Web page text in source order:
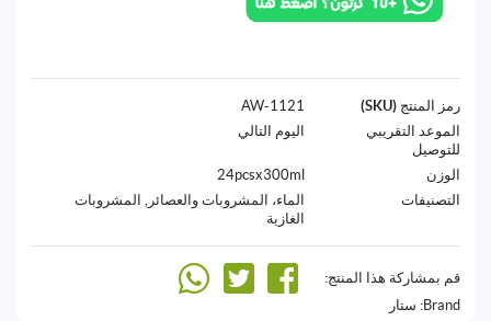
رمز المنتج (SKU)
1121-AW
الموعد التقريبي
للتوصيل
اليوم التالي
الوزن
24pcsx300ml
التصنيفات
الماء، المشروبات والعصائر , المشروبات
الغازية
قم بمشاركة هذا المنتج:
Brand: ستار